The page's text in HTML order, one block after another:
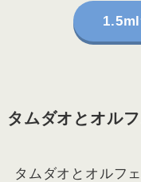
タムダオとオル
タムダオとオルフ